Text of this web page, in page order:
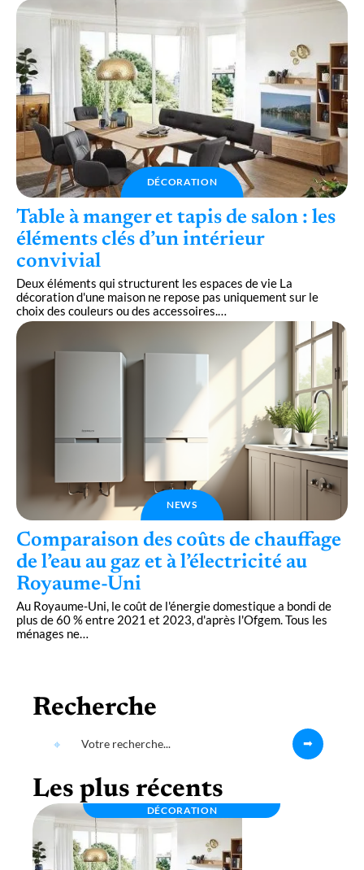
DÉCORATION
Table à manger et tapis de salon : les
éléments clés d’un intérieur
convivial
Deux éléments qui structurent les espaces de vie La
décoration d'une maison ne repose pas uniquement sur le
choix des couleurs ou des accessoires.…
NEWS
Comparaison des coûts de chauffage
de l’eau au gaz et à l’électricité au
Royaume-Uni
Au Royaume-Uni, le coût de l'énergie domestique a bondi de
plus de 60 % entre 2021 et 2023, d'après l'Ofgem. Tous les
ménages ne…
Recherche
Les plus récents
DÉCORATION